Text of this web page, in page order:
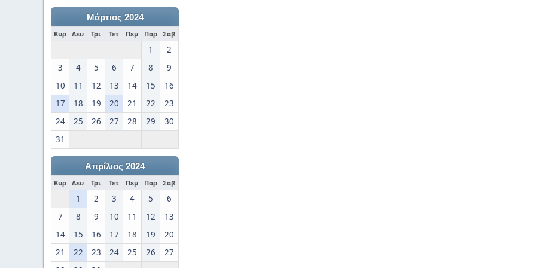
Μάρτιος 2024
Κυρ Δευ Τρι Τετ Πεμ Παρ Σαβ
1
2
3
4 5 6 7 8
9
10
11 12 13 14 15
16
17
18 19 20 21 22
23
24
25 26 27 28 29
30
31
Απρίλιος 2024
Κυρ Δευ Τρι Τετ Πεμ Παρ Σαβ
1 2 3 4 5
6
7
8 9 10 11 12
13
14
15 16 17 18 19
20
21
22 23 24 25 26
27